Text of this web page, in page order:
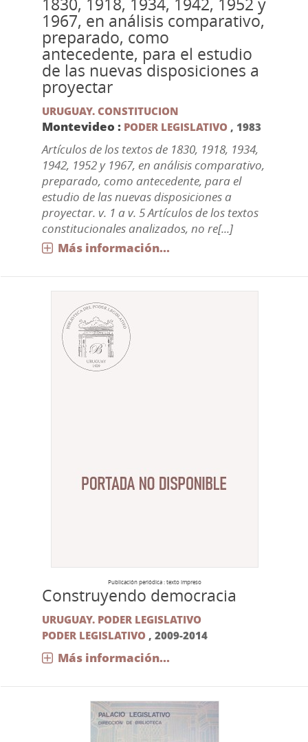
1830, 1918, 1934, 1942, 1952 y
1967, en análisis comparativo,
preparado, como
antecedente, para el estudio
de las nuevas disposiciones a
proyectar
URUGUAY. CONSTITUCION
Montevideo : PODER LEGISLATIVO , 1983
Artículos de los textos de 1830, 1918, 1934,
1942, 1952 y 1967, en análisis comparativo,
preparado, como antecedente, para el
estudio de las nuevas disposiciones a
proyectar. v. 1 a v. 5 Artículos de los textos
constitucionales analizados, no re[...]
Más información...
Publicación periódica : texto impreso
Construyendo democracia
URUGUAY. PODER LEGISLATIVO
PODER LEGISLATIVO , 2009-2014
Más información...